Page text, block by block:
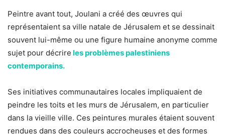
Peintre avant tout, Joulani a créé des œuvres qui
représentaient sa ville natale de Jérusalem et se dessinait
souvent lui-même ou une figure humaine anonyme comme
sujet pour décrire les problèmes palestiniens
contemporains.
Ses initiatives communautaires locales impliquaient de
peindre les toits et les murs de Jérusalem, en particulier
dans la vieille ville. Ces peintures murales étaient souvent
rendues dans des couleurs accrocheuses et des formes